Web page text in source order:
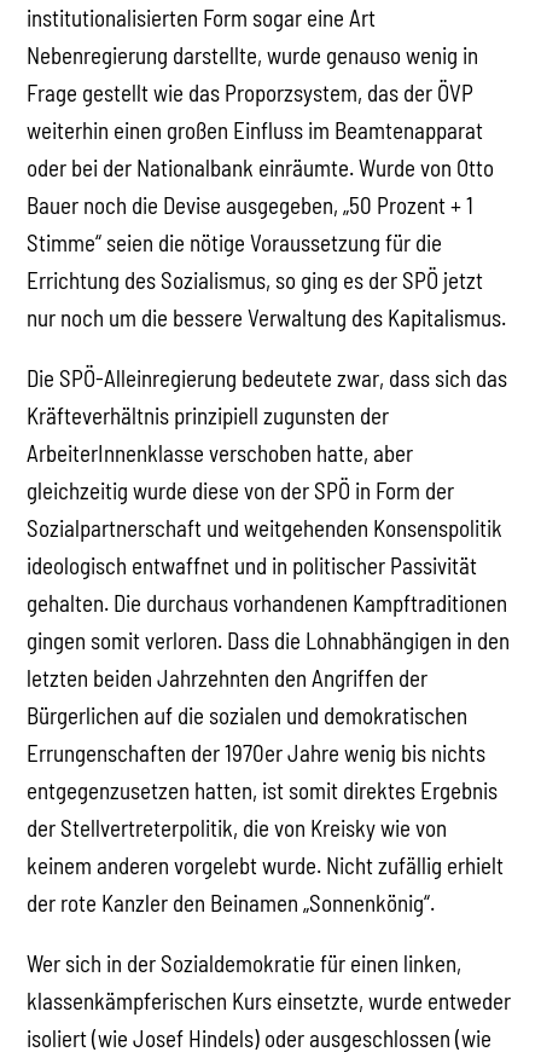
institutionalisierten Form sogar eine Art
Nebenregierung darstellte, wurde genauso wenig in
Frage gestellt wie das Proporzsystem, das der ÖVP
weiterhin einen großen Einfluss im Beamtenapparat
oder bei der Nationalbank einräumte. Wurde von Otto
Bauer noch die Devise ausgegeben, „50 Prozent + 1
Stimme“ seien die nötige Voraussetzung für die
Errichtung des Sozialismus, so ging es der SPÖ jetzt
nur noch um die bessere Verwaltung des Kapitalismus.
Die SPÖ-Alleinregierung bedeutete zwar, dass sich das
Kräfteverhältnis prinzipiell zugunsten der
ArbeiterInnenklasse verschoben hatte, aber
gleichzeitig wurde diese von der SPÖ in Form der
Sozialpartnerschaft und weitgehenden Konsenspolitik
ideologisch entwaffnet und in politischer Passivität
gehalten. Die durchaus vorhandenen Kampftraditionen
gingen somit verloren. Dass die Lohnabhängigen in den
letzten beiden Jahrzehnten den Angriffen der
Bürgerlichen auf die sozialen und demokratischen
Errungenschaften der 1970er Jahre wenig bis nichts
entgegenzusetzen hatten, ist somit direktes Ergebnis
der Stellvertreterpolitik, die von Kreisky wie von
keinem anderen vorgelebt wurde. Nicht zufällig erhielt
der rote Kanzler den Beinamen „Sonnenkönig“.
Wer sich in der Sozialdemokratie für einen linken,
klassenkämpferischen Kurs einsetzte, wurde entweder
isoliert (wie Josef Hindels) oder ausgeschlossen (wie